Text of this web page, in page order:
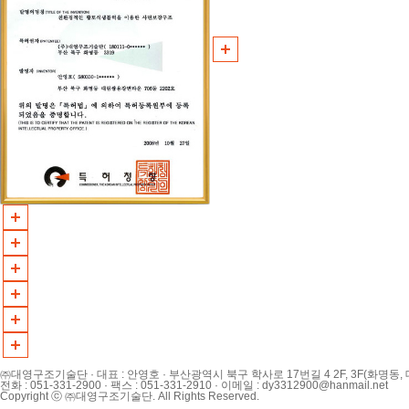
㈜대영구조기술단 · 대표 : 안영호 · 부산광역시 북구 학사로 17번길 4 2F, 3F(화명동,
전화 : 051-331-2900 · 팩스 : 051-331-2910 · 이메일 : dy3312900@hanmail.net
Copyright ⓒ ㈜대영구조기술단. All Rights Reserved.